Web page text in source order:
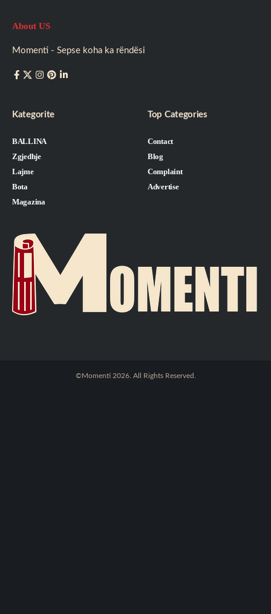
About US
Momenti - Sepse koha ka rëndësi
Kategorite
BALLINA
Zgjedhje
Lajme
Bota
Magazina
Top Categories
Contact
Blog
Complaint
Advertise
©Momenti 2026. All Rights Reserved.